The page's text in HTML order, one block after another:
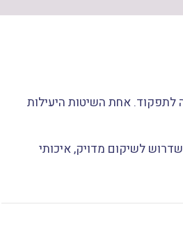
לתפקוד. אחת השיטות היעילות
לשיקום מדויק, איכותי